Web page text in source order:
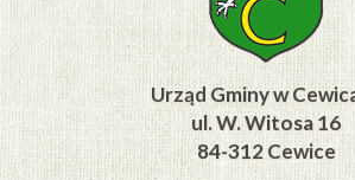
Urząd Gminy w
ul. W. Witosa 16
84-312 Cewice